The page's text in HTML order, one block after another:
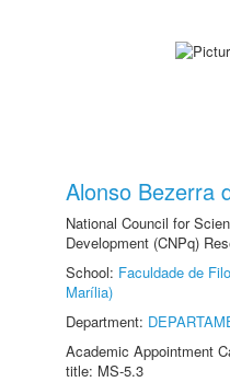
Alonso Bezerra
National Council for
Development (CNPq)
School: Faculdade de
Marília)
Department:
Academic Appointment
title: MS-5.3